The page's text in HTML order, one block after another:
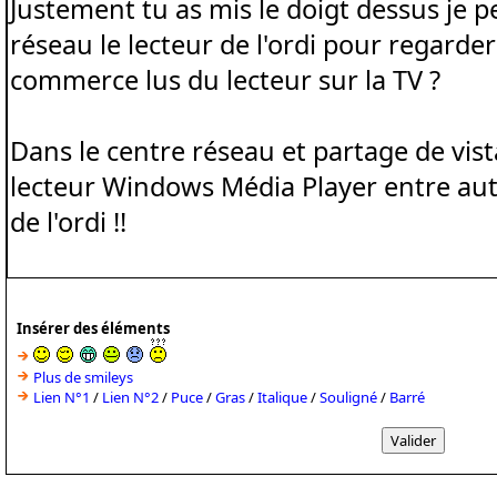
Insérer des éléments
Plus de smileys
Lien N°1 / Lien N°2/ Puce/Gras/Italique/Souligné/ Barré